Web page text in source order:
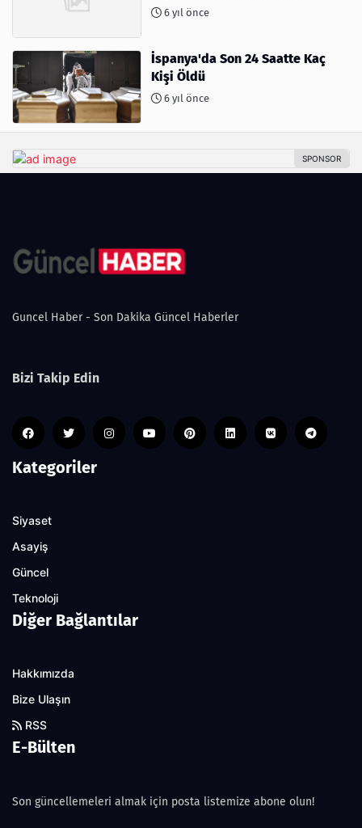
6 yıl önce
İspanya'da Son 24 Saatte Kaç
Kişi Öldü
6 yıl önce
Guncel Haber - Son Dakika Güncel Haberler
Bizi Takip Edin
Kategoriler
Siyaset
Asayiş
Güncel
Teknoloji
Diğer Bağlantılar
Hakkımızda
Bize Ulaşın
RSS
E-Bülten
Son güncellemeleri almak için posta listemize abone olun!